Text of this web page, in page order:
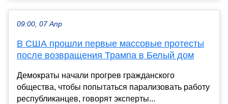
09:00, 07 Апр
В США прошли первые массовые протесты
после возвращения Трампа в Белый дом
Демократы начали прогрев гражданского
общества, чтобы попытаться парализовать работу
республиканцев, говорят эксперты...